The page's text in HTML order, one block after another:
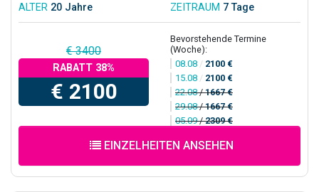
ALTER 20 Jahre ZEITRAUM 7 Tage
€ 3400
RABATT 38%
€ 2100
Bevorstehende Termine
(Woche):
08.08 / 2100 €
15.08 / 2100 €
22.08/1667 €
29.08/1667 €
05.09/2309 €
EINZELHEITEN ANSEHEN